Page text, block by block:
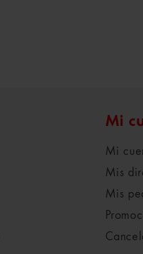
Mi
Mi
Mis
Mis